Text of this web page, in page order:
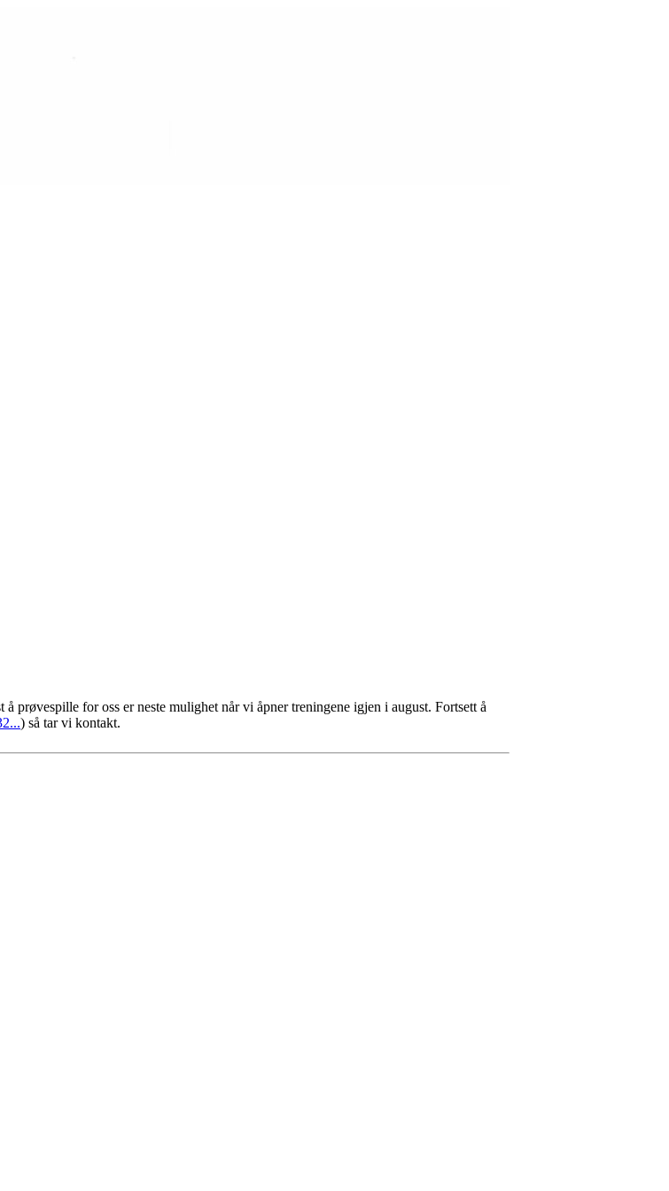
prøvespille for oss er neste mulighet når vi åpner treningene igjen i august. Fortsett å
) så tar vi kontakt.